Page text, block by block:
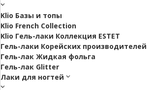
Klio Базы и топы
Klio French Collection
Klio Гель-лаки Коллекция ESTET
Гель-лаки Корейских производителей
Гель-лак Жидкая фольга
Гель-лак Glitter
Лаки для ногтей